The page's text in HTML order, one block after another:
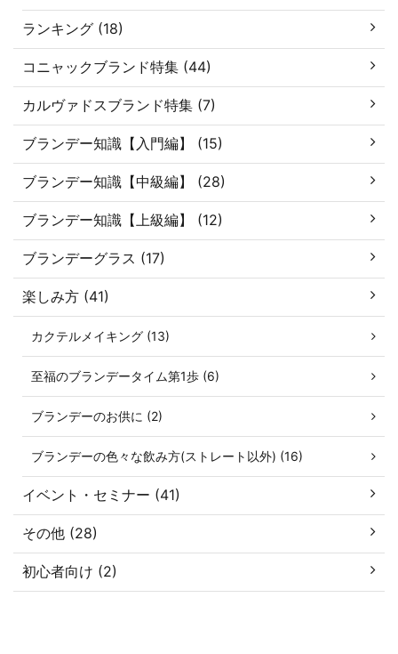
ランキング (18)
コニャックブランド特集 (44)
カルヴァドスブランド特集 (7)
ブランデー知識【入門編】 (15)
ブランデー知識【中級編】 (28)
ブランデー知識【上級編】 (12)
ブランデーグラス (17)
楽しみ方 (41)
カクテルメイキング (13)
至福のブランデータイム第1歩 (6)
ブランデーのお供に (2)
ブランデーの色々な飲み方(ストレート以外) (16)
イベント・セミナー (41)
その他 (28)
初心者向け (2)